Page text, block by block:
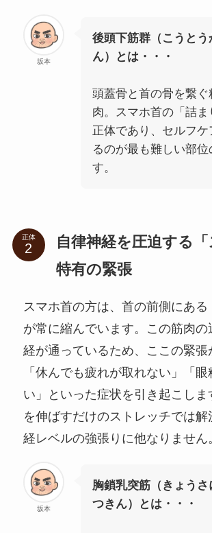
坂本
後頭下筋群（こうとう
ん）とは・・・
頭蓋骨と首の骨を繋ぐ
肉。スマホ首の「詰ま
正体であり、セルフケ
るのが最も難しい部
す。
正体
自律神経を圧迫する「
特有の緊張
スマホ首の方は、首の前側にある
が常に縮んでいます。この筋肉の
経が通っているため、ここの緊張
「休んでも疲れが取れない」「
い」といった症状を引き起こしま
を伸ばすだけのストレッチでは
経レベルの強張りに他なりません
坂本
胸鎖乳突筋（きょうさ
つきん）とは・・・